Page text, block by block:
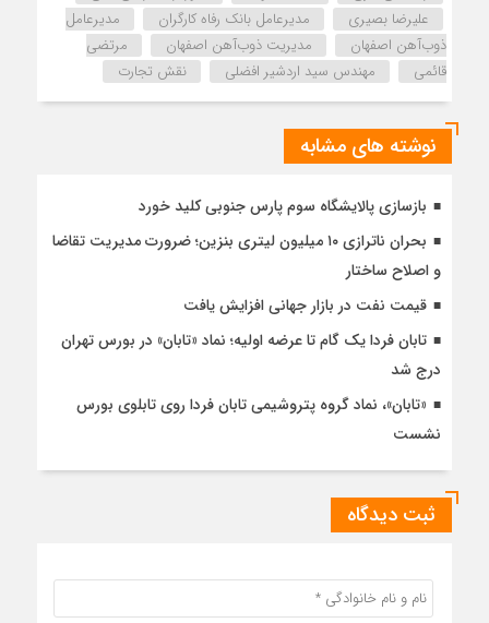
علیرضا بصیری
مدیرعامل بانک رفاه کارگران
مدیرعامل
ذوب‌آهن اصفهان
مدیریت ذوب‌آهن اصفهان
مرتضی
قائمی
مهندس سید اردشیر افضلی نقش تجارت
نوشته های مشابه
بازسازی پالایشگاه سوم پارس جنوبی کلید خورد
بحران ناترازی ۱۰ میلیون لیتری بنزین؛ ضرورت مدیریت تقاضا
و اصلاح ساختار
قیمت نفت در بازار جهانی افزایش یافت
تابان فردا یک گام تا عرضه اولیه؛ نماد «تابان» در بورس تهران
درج شد
«تابان»، نماد گروه پتروشیمی تابان فردا روی تابلوی بورس
نشست
ثبت دیدگاه